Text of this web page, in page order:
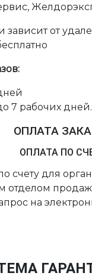
зависит от
7 рабочих дней.
ОПЛАТА
ОПЛАТА ПО
счету для
отделом
на